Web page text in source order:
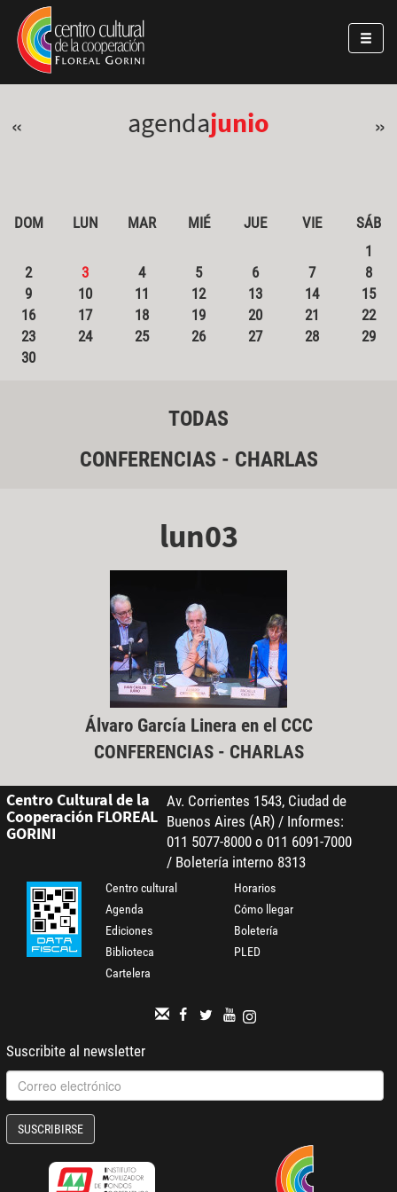
Pasar al contenido principal
Jump to main content
« agendajunio »
DOM LUN MAR MIÉ JUE VIE
SÁB
1
2
3 4 5 6 7
8
9
10 11 12 13 14
15
16
17 18 19 20 21
22
23
24 25 26 27 28
29
30
TODAS
CONFERENCIAS - CHARLAS
lun03
Álvaro García Linera en el CCC
CONFERENCIAS - CHARLAS
Centro Cultural de la
Cooperación FLOREAL
GORINI
Av. Corrientes 1543, Ciudad de
Buenos Aires (AR) / Informes:
011 5077-8000 o 011 6091-7000
/ Boletería interno 8313
Centro cultural
Agenda
Ediciones
Biblioteca
Cartelera
Horarios
Cómo llegar
Boletería
PLED
Suscribite al newsletter
SUSCRIBIRSE